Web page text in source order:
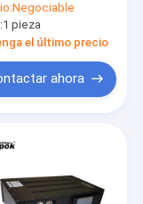
en
real AES
256 bits
de
Negociable
1 pieza
el último precio
ahora